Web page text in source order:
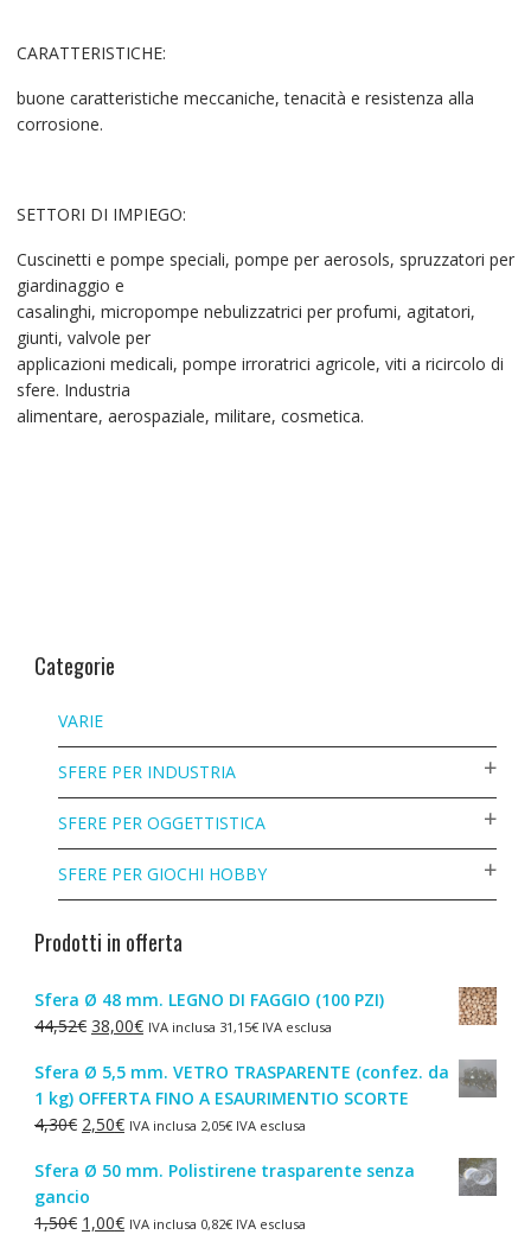
CARATTERISTICHE:
buone caratteristiche meccaniche, tenacità e resistenza alla
corrosione.
SETTORI DI IMPIEGO:
Cuscinetti e pompe speciali, pompe per aerosols, spruzzatori per
giardinaggio e
casalinghi, micropompe nebulizzatrici per profumi, agitatori,
giunti, valvole per
applicazioni medicali, pompe irroratrici agricole, viti a ricircolo di
sfere. Industria
alimentare, aerospaziale, militare, cosmetica.
Categorie
VARIE
SFERE PER INDUSTRIA
SFERE PER OGGETTISTICA
SFERE PER GIOCHI HOBBY
Prodotti in offerta
Sfera Ø 48 mm. LEGNO DI FAGGIO (100 PZI)
44,52€ Il
originale
era:
44,52€.
38,00€Il
attuale
è:
38,00€.
IVA inclusa 31,15€IVA esclusa
Sfera Ø 5,5 mm. VETRO TRASPARENTE (confez. da
1 kg) OFFERTA FINO A ESAURIMENTIO SCORTE
4,30€ Il
originale
era:
4,30€.
2,50€Il
attuale
2,50€.
IVA inclusa 2,05€IVA esclusa
Sfera Ø 50 mm. Polistirene trasparente senza
gancio
1,50€ Il1,00€IlIVA inclusa 0,82€IVA esclusa